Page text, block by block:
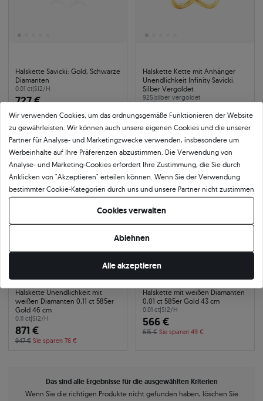
Halskette Savicki: Gold, Schwarze
Diamanten
0.01 ct|SI2/H
727 €
Halskette Kette mit Anhänger
Unendlichkeit Infinity Savicki:
Silber Vergoldet
925|silber vergoldet
106 € Sie sparen 13 €
Halskette Unendlichkeit mit
weißen Diamanten 0,11 ct 585er
Gold 46 cm
0.11 ct|SI2/H
871 €
947 € Sie sparen 76 €
Halskette mit weißen Diamanten
0,01 ct 585er Gold 43 cm
0.01 ct|SI2/H
566 €
615 € Sie sparen 49 €
Das sind alle Ergebnisse für die ausgewählten Kriterien
Wenn Sie die richtigen Produkte nicht gefunden haben, löschen Sie
Wir verwenden Cookies, um das ordnungsgemäße Funktionieren der Website
zu gewährleisten. Wir können auch unsere eigenen Cookies und die unserer
Partner für Analyse- und Marketingzwecke verwenden, insbesondere um
Werbeinhalte auf Ihre Präferenzen abzustimmen. Die Verwendung von
Analyse- und Marketing-Cookies erfordert Ihre Zustimmung, die Sie durch
Anklicken von "Akzeptieren" erteilen können. Wenn Sie der Verwendung
bestimmter Cookie-Kategorien durch uns und unsere Partner nicht zustimmen
möchten, klicken Sie auf "Lassen Sie mich wählen" und bestimmen Sie Ihre
Präferenzen. Sie können Ihre Zustimmung jederzeit widerrufen, indem Sie
Ihre Cookie-Einstellungen ändern.
Cookies verwalten
Ablehnen
Alle akzeptieren